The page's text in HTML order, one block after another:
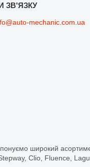
mechanic.com.ua
широкий
Clio, Fluence,